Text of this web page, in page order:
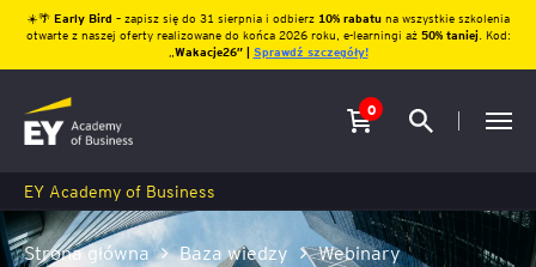
☀️🌴 Early Bird – zapisz się do 31 sierpnia i odbierz10% rabatu na wszystkie szkolenia
otwarte z naszej oferty realizowane do końca 2026 roku, e-learningi aż 50% taniej. Kod:
Wakacje26″ | Sprawdź szczegóły!
0
EY Academy of Business
Strona główna Baza wiedzy
Webinary